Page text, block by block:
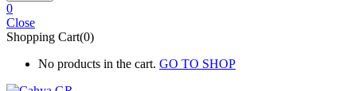
0
Close
Shopping Cart(0)
No products in the cart. GO TO SHOP